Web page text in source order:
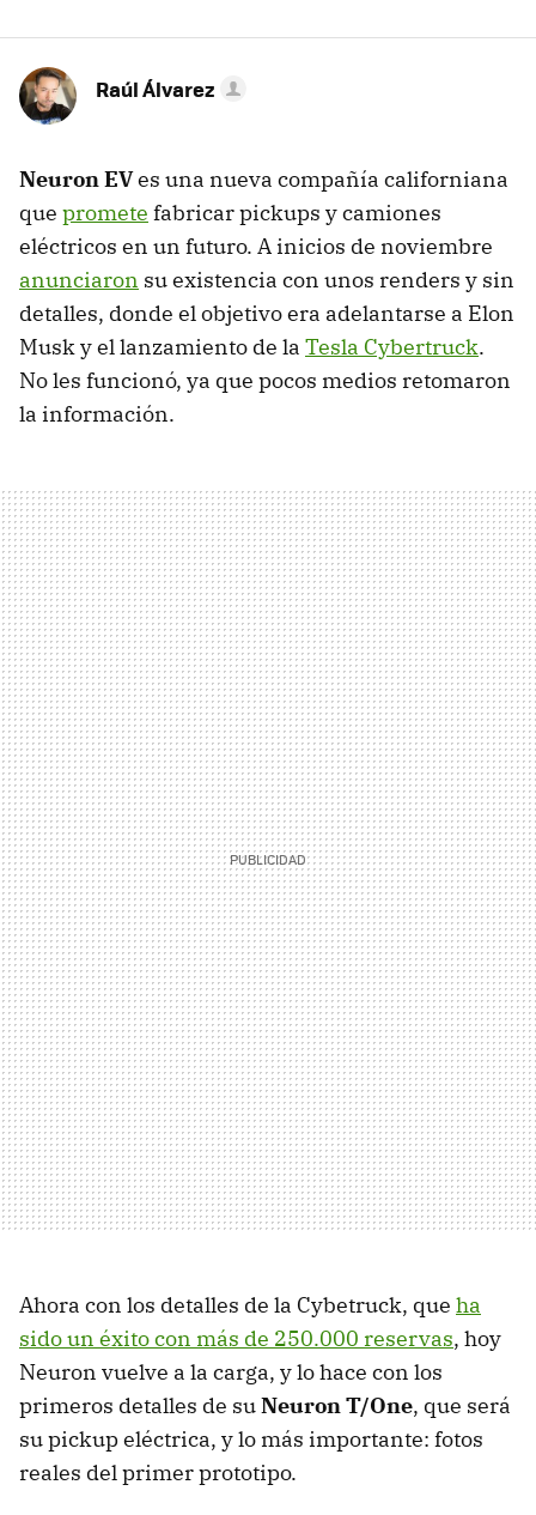
Raúl Álvarez
Neuron EVes una nueva compañía californiana
que promete fabricar pickups y camiones
eléctricos en un futuro. A inicios de noviembre
anunciaron su existencia con unos renders y sin
detalles, donde el objetivo era adelantarse a Elon
Musk y el lanzamiento de la Tesla Cybertruck.
No les funcionó, ya que pocos medios retomaron
la información.
Ahora con los detalles de la Cybetruck, que ha
sido un éxito con más de 250.000 reservas, hoy
Neuron vuelve a la carga, y lo hace con los
primeros detalles de suNeuron T/One, que será
su pickup eléctrica, y lo más importante: fotos
reales del primer prototipo.